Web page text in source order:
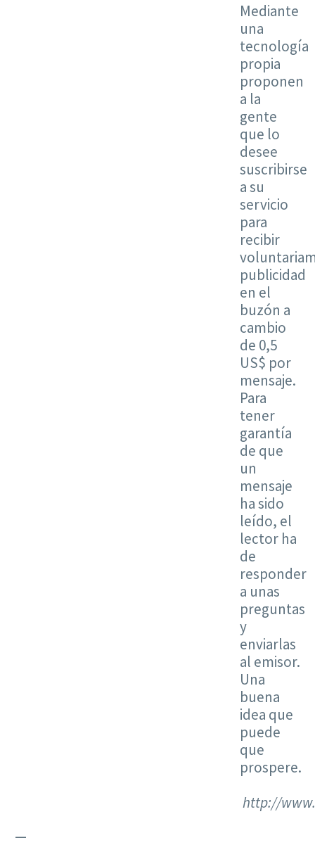
Mediante
una
tecnología
propia
proponen
a la
gente
que lo
desee
suscribirse
a su
servicio
para
recibir
publicidad
en el
buzón a
cambio
de 0,5
US$ por
mensaje.
Para
tener
garantía
de que
un
mensaje
ha sido
leído, el
lector ha
de
responder
a unas
preguntas
y
enviarlas
al emisor.
Una
buena
idea que
puede
que
prospere.
http://
—